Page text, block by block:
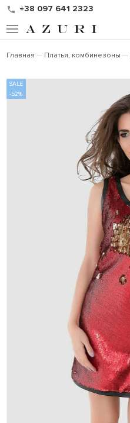
+38 097 641 2323
Главная Платья, комбинезоны